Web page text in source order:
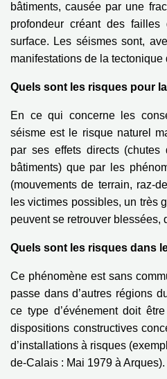
bâtiments, causée par une
profondeur créant des
surface. Les séismes sont,
manifestations de la tectonique
Quels sont les risques pour
En ce qui concerne les
séisme est le risque naturel
par ses effets directs (chutes
bâtiments) que par les
(mouvements de terrain, raz-
les victimes possibles, un très
peuvent se retrouver blessées,
Quels sont les risques dans
Ce phénomène est sans
passe dans d’autres régions
ce type d’événement doit
dispositions constructives
d’installations à risques
de-Calais : Mai 1979 à Arques).